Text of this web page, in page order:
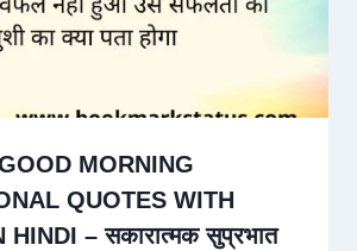
MORNING
QUOTES WITH
– सकारात्मक सुप्रभात